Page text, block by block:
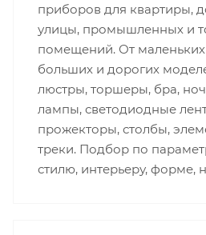
приборов для квартиры,
улицы, промышленных и
помещений. От
больших и дорогих
люстры, торшеры, бра,
лампы, светодиодные
прожекторы, столбы,
треки. Подбор по
стилю, интерьеру, форме,